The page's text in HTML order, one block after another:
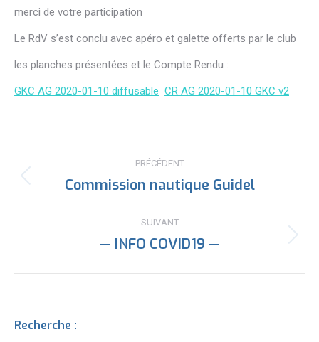
merci de votre participation
Le RdV s’est conclu avec apéro et galette offerts par le club
les planches présentées et le Compte Rendu :
GKC AG 2020-01-10 diffusable CR AG 2020-01-10 GKC v2
article
PRÉCÉDENT
Article
:
Commission nautique Guidel
SUIVANT
Article
— INFO COVID19 —
Recherche :